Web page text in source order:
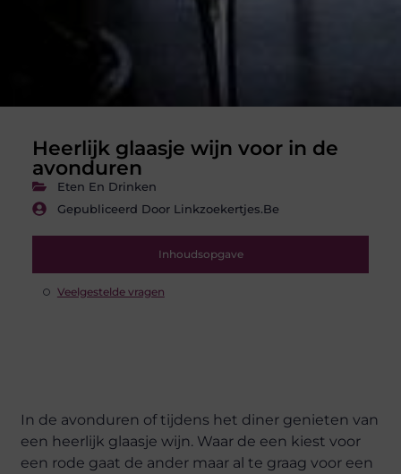
Heerlijk glaasje wijn voor in de
avonduren
Eten En Drinken
Gepubliceerd Door Linkzoekertjes.be
Inhoudsopgave
Veelgestelde vragen
In de avonduren of tijdens het diner genieten van
een heerlijk glaasje wijn. Waar de een kiest voor
een rode gaat de ander maar al te graag voor een